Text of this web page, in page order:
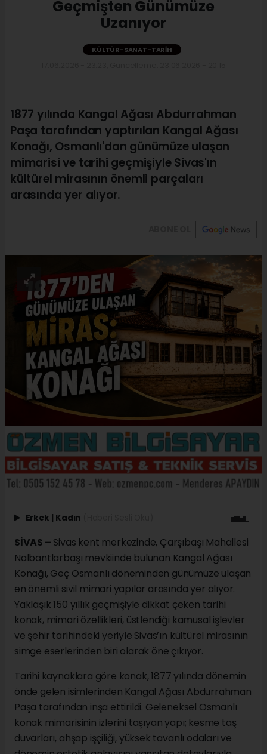
Geçmişten Günümüze
Uzanıyor
KÜLTÜR-SANAT-TARIH
1877 yılında Kangal Ağası Abdurrahman
Paşa tarafından yaptırılan Kangal Ağası
Konağı, Osmanlı'dan günümüze ulaşan
mimarisi ve tarihi geçmişiyle Sivas'ın
kültürel mirasının önemli parçaları
arasında yer alıyor.
Erkek Kadın
SİVAS – Sivas kent merkezinde, Çarşıbaşı Mahallesi
Nalbantlarbaşı mevkiinde bulunan Kangal Ağası
Konağı, Geç Osmanlı döneminden günümüze ulaşan
en önemli sivil mimari yapılar arasında yer alıyor.
Yaklaşık 150 yıllık geçmişiyle dikkat çeken tarihi
konak, mimari özellikleri, üstlendiği kamusal işlevler
ve şehir tarihindeki yeriyle Sivas’ın kültürel mirasının
simge eserlerinden biri olarak öne çıkıyor.
Tarihi kaynaklara göre konak, 1877 yılında dönemin
önde gelen isimlerinden Kangal Ağası Abdurrahman
Paşa tarafından inşa ettirildi. Geleneksel Osmanlı
konak mimarisinin izlerini taşıyan yapı; kesme taş
duvarları, ahşap işçiliği, yüksek tavanlı odaları ve